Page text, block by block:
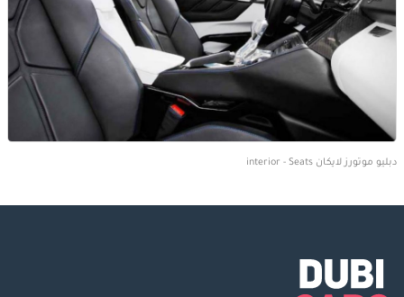
دبليو موتورز لايكان interior - Seats